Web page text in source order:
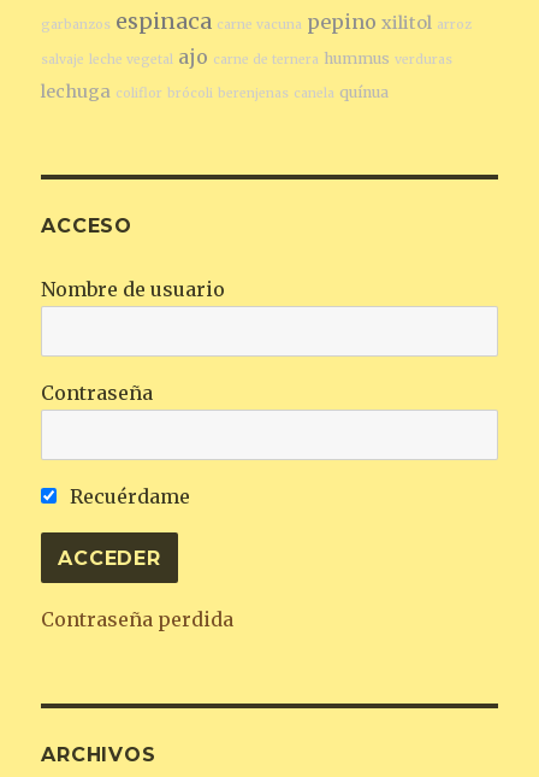
garbanzos espinaca carne vacuna pepino xilitol arroz
salvaje leche vegetal ajo carne de ternera hummus verduras
lechuga coliflor brócoli berenjenas canela quínua
ACCESO
Nombre de usuario
Contraseña
Recuérdame
Contraseña perdida
ARCHIVOS